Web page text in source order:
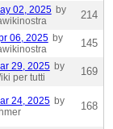
02, 2025 by
214
06, 2025 by
145
29, 2025 by
per tutti
169
24, 2025 by
168